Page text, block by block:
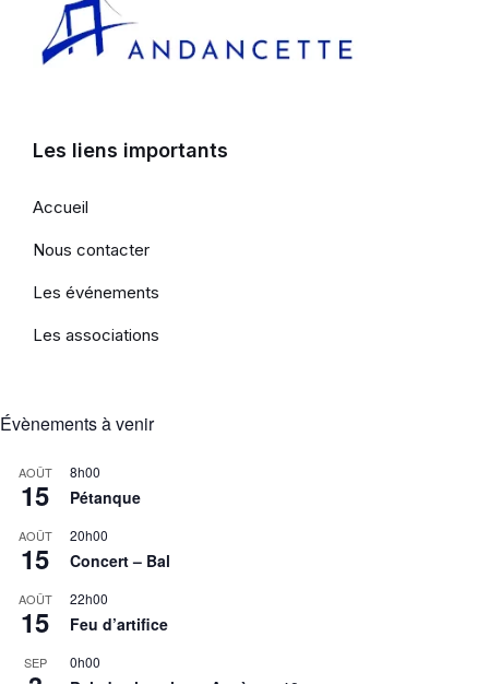
Les liens importants
Accueil
Nous contacter
Les événements
Les associations
Évènements à venir
AOÛT
15
8h00
Pétanque
AOÛT
15
20h00
Concert – Bal
AOÛT
15
22h00
Feu d’artifice
SEP 0h00